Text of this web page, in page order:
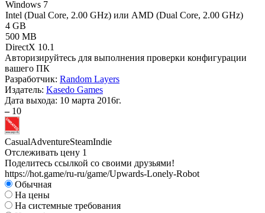
Windows 7
Intel (Dual Core, 2.00 GHz) или AMD (Dual Core, 2.00 GHz)
4 GB
500 MB
DirectX 10.1
Авторизируйтесь для выполнения проверки конфигурации
вашего ПК
Разработчик: Random Layers
Издатель: Kasedo Games
Дата выхода: 10 марта 2016г.
– 10
CasualAdventureSteamIndie
Отслеживать цену 1
Поделитесь ссылкой со своими друзьями!
https://hot.game/ru-ru/game/Upwards-Lonely-Robot
Обычная
На цены
На системные требования